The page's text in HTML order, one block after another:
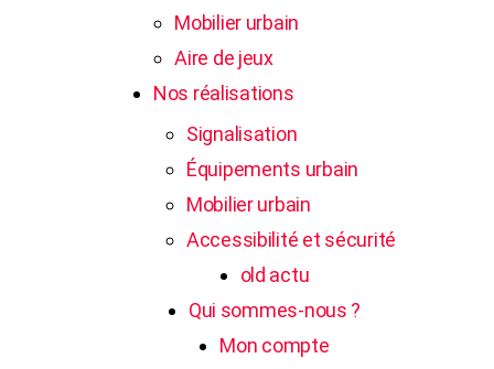
Mobilier urbain
Aire de jeux
Nos réalisations
Signalisation
Équipements urbain
Mobilier urbain
Accessibilité et sécurité
old actu
Qui sommes-nous ?
Mon compte